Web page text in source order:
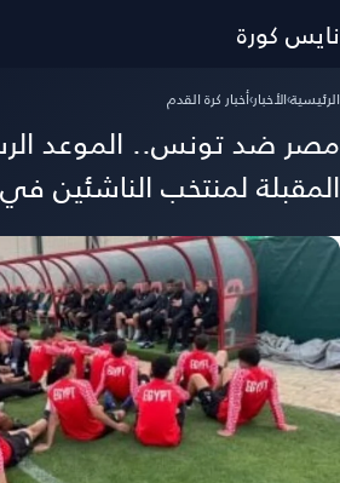
نايس كورة
الرئيسية›الأخبار›أخبار كرة القدم
مصر ضد تونس.. الموعد
المقبلة لمنتخب الناشئين